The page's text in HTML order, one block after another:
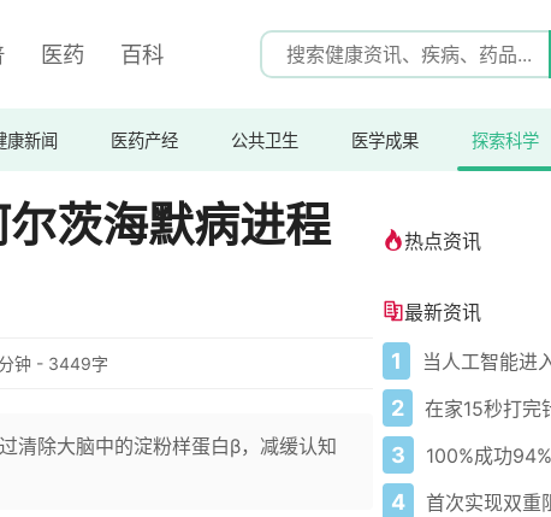
医药 百科
康新闻 医药产经 公共卫生 医学成果 探索科学
茨海默病进程
钟 - 3449字
清除大脑中的淀粉样蛋白β，减缓认知
热点资讯
最新资讯
1
2
3
4